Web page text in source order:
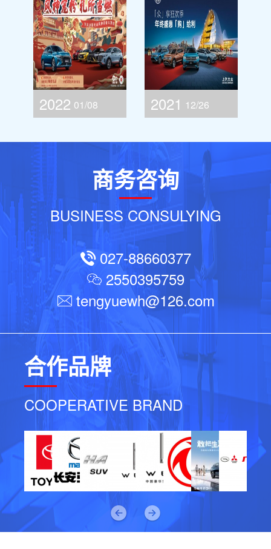
和爆单量
有显著提
升，业界
好评不
断。
门红 “捷”达抢十惠
——一汽大众捷达
品牌华中大区新年
团购会
际车展——雪佛兰
2020 08/22
期 豪礼无限”上汽大
众车展政策延续周
团购会
2020
08/22
到 感恩钜惠”上汽
大众襄阳联合团购
会
商务咨询
BUSINESS CONSULYING
027-88660377
 2550395759
tengyuewh@126.com
合作品牌
COOPERATIVE BRAND
Previous